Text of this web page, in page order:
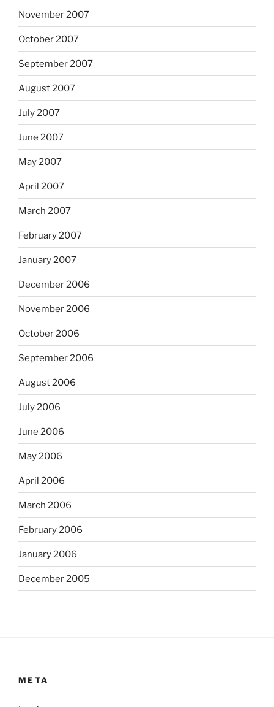
November 2007
October 2007
September 2007
August 2007
July 2007
June 2007
May 2007
April 2007
March 2007
February 2007
January 2007
December 2006
November 2006
October 2006
September 2006
August 2006
July 2006
June 2006
May 2006
April 2006
March 2006
February 2006
January 2006
December 2005
META